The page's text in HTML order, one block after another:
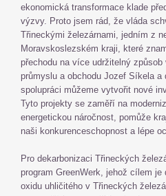
ekonomická transformace klade
výzvy. Proto jsem rád, že vláda
Třineckými železárnami, jedním z
Moravskoslezském kraji, které
přechodu na více udržitelný způsob
průmyslu a obchodu Jozef Síkela a
spolupráci můžeme vytvořit nové
Tyto projekty se zaměří na
energetickou náročnost, pomůže
naši konkurenceschopnost a lépe
Pro dekarbonizaci Třineckých
program GreenWerk, jehož cílem
oxidu uhličitého v Třineckých